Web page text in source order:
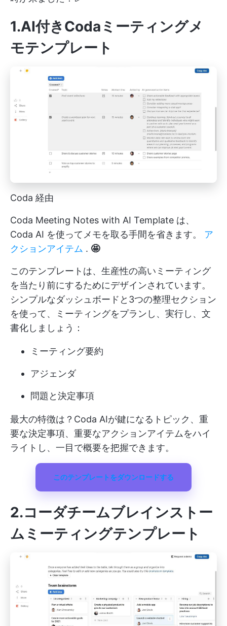
1.AI付きCodaミーティングメ
モテンプレート
Coda 経由
Coda Meeting Notes with AI Template は、
Coda AI を使ってメモを取る手間を省きます。 ア
クションアイテム . 🤩
このテンプレートは、生産性の高いミーティング
を当たり前にするためにデザインされています。
シンプルなダッシュボードと3つの整理セクション
を使って、ミーティングをプランし、実行し、文
書化しましょう：
ミーティング要約
アジェンダ
問題と決定事項
最大の特徴は？Coda AIが鍵になるトピック、重
要な決定事項、重要なアクションアイテムをハイ
ライトし、一目で概要を把握できます。
このテンプレートをダウンロードする
2.コーダチームブレインストー
ムミーティングテンプレート